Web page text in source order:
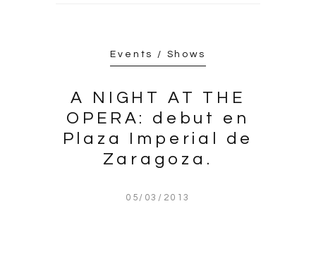
Events / Shows
A NIGHT AT THE
OPERA: debut en
Plaza Imperial de
Zaragoza.
05/03/2013